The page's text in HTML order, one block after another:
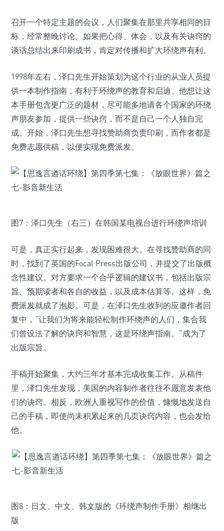
召开一个特定主题的会议，人们聚集在那里共享相同的目
标，经常整晚讨论。如果把心得、体会，以及有关诀窍的
谈话总结出来印刷成书，肯定对传播和扩大环绕声有利。
1998年左右，泽口先生开始策划为这个行业的从业人员提
供一本制作指南，有利于环绕声的教育和启迪。他想让这
本手册包含更广泛的题材，尽可能多地请各个国家的环绕
声朋友参加，提供一些诀窍，而不是自己一个人独自完
成。开始，泽口先生想寻找赞助商负责印刷，而作者都是
免费志愿供稿，以便实现免费派发。
图7：泽口先生（右三）在韩国某电视台进行环绕声培训
可是，真正实行起来，发现困难很大。在寻找赞助商的同
时，找到了英国的Focal Press出版公司，并提交了出版概
念性建议。对方要求一个合乎逻辑的建议书，包括出版宗
旨、预期读者和各自的收益，以及成本估算等。这样，免
费派发就成了泡影。可是，在泽口先生收到的应邀作者回
复中，“让我们为将来能轻松制作环绕声的人们，集合我
们曾设法了解的诀窍和智慧，这是环绕声指南。”成为了
出版宗旨。
手稿开始聚集，大约三年才基本完成收集工作。从稿件
里，泽口先生发现，美国的内容制作者往往不愿意发表他
们的诀窍。相反，欧洲人重视写作的价值，慷慨地发送自
己的手稿，即使尚未积累起来的几页诀窍内容，也会发给
他。
图8：日文、中文、韩文版的《环绕声制作手册》相继出
版